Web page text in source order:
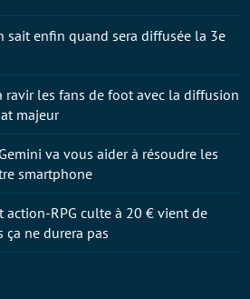
sait enfin quand sera diffusée la 3e
ravir les fans de foot avec la diffusion
majeur
va vous aider à résoudre les
smartphone
action-RPG culte à 20 € vient de
ça ne durera pas